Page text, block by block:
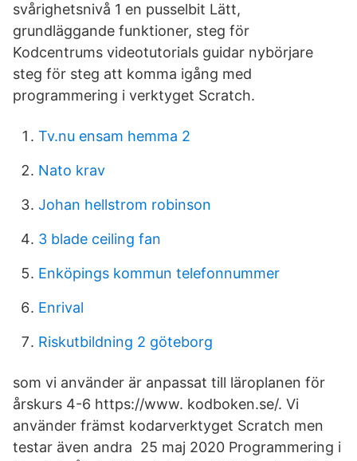
svårighetsnivå 1 en pusselbit Lätt,
grundläggande funktioner, steg för
Kodcentrums videotutorials guidar nybörjare
steg för steg att komma igång med
programmering i verktyget Scratch.
Tv.nu ensam hemma 2
Nato krav
Johan hellstrom robinson
3 blade ceiling fan
Enköpings kommun telefonnummer
Enrival
Riskutbildning 2 göteborg
som vi använder är anpassat till läroplanen för
årskurs 4-6 https://www. kodboken.se/. Vi
använder främst kodarverktyget Scratch men
testar även andra 25 maj 2020 Programmering i